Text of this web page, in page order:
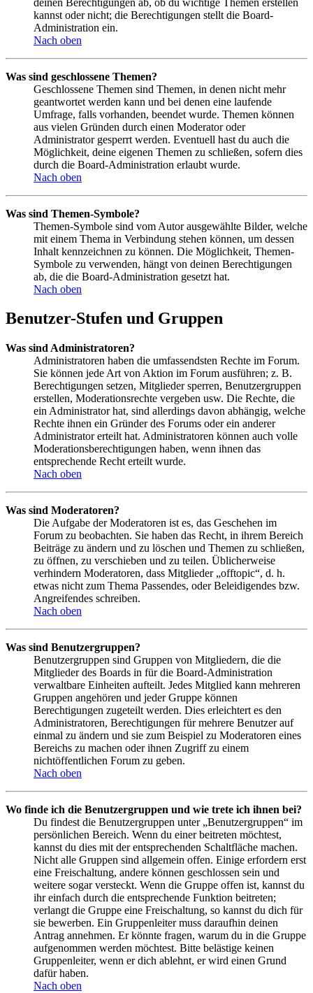
kannst oder nicht; die Berechtigungen stellt die Board-
Administration ein.
Nach oben
Was sind geschlossene Themen?
Geschlossene Themen sind Themen, in denen nicht mehr
geantwortet werden kann und bei denen eine laufende
Umfrage, falls vorhanden, beendet wurde. Themen können
aus vielen Gründen durch einen Moderator oder
Administrator gesperrt werden. Eventuell hast du auch die
Möglichkeit, deine eigenen Themen zu schließen, sofern dies
durch die Board-Administration erlaubt wurde.
Nach oben
Was sind Themen-Symbole?
Themen-Symbole sind vom Autor ausgewählte Bilder, welche
mit einem Thema in Verbindung stehen können, um dessen
Inhalt kennzeichnen zu können. Die Möglichkeit, Themen-
Symbole zu verwenden, hängt von deinen Berechtigungen
ab, die die Board-Administration gesetzt hat.
Nach oben
Benutzer-Stufen und Gruppen
Was sind Administratoren?
Administratoren haben die umfassendsten Rechte im Forum.
Sie können jede Art von Aktion im Forum ausführen; z. B.
Berechtigungen setzen, Mitglieder sperren, Benutzergruppen
erstellen, Moderationsrechte vergeben usw. Die Rechte, die
ein Administrator hat, sind allerdings davon abhängig, welche
Rechte ihnen ein Gründer des Forums oder ein anderer
Administrator erteilt hat. Administratoren können auch volle
Moderationsberechtigungen haben, wenn ihnen das
entsprechende Recht erteilt wurde.
Nach oben
Was sind Moderatoren?
Die Aufgabe der Moderatoren ist es, das Geschehen im
Forum zu beobachten. Sie haben das Recht, in ihrem Bereich
Beiträge zu ändern und zu löschen und Themen zu schließen,
zu öffnen, zu verschieben und zu teilen. Üblicherweise
verhindern Moderatoren, dass Mitglieder „offtopic“, d. h.
etwas nicht zum Thema Passendes, oder Beleidigendes bzw.
Angreifendes schreiben.
Nach oben
Was sind Benutzergruppen?
Benutzergruppen sind Gruppen von Mitgliedern, die die
Mitglieder des Boards in für die Board-Administration
verwaltbare Einheiten aufteilt. Jedes Mitglied kann mehreren
Gruppen angehören und jeder Gruppe können
Berechtigungen zugeteilt werden. Dies erleichtert es den
Administratoren, Berechtigungen für mehrere Benutzer auf
einmal zu ändern und sie zum Beispiel zu Moderatoren eines
Bereichs zu machen oder ihnen Zugriff zu einem
nichtöffentlichen Forum zu geben.
Nach oben
Wo finde ich die Benutzergruppen und wie trete ich ihnen bei?
Du findest die Benutzergruppen unter „Benutzergruppen“ im
persönlichen Bereich. Wenn du einer beitreten möchtest,
kannst du dies mit der entsprechenden Schaltfläche machen.
Nicht alle Gruppen sind allgemein offen. Einige erfordern erst
eine Freischaltung, andere können geschlossen sein und
weitere sogar versteckt. Wenn die Gruppe offen ist, kannst du
ihr einfach durch die entsprechende Funktion beitreten;
verlangt die Gruppe eine Freischaltung, so kannst du dich für
sie bewerben. Ein Gruppenleiter muss daraufhin deinen
Antrag annehmen. Er könnte fragen, warum du in die Gruppe
aufgenommen werden möchtest. Bitte belästige keinen
Gruppenleiter, wenn er dich ablehnt, er wird einen Grund
dafür haben.
Nach oben